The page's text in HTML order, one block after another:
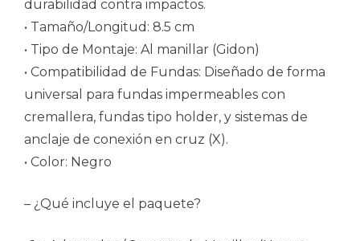
durabilidad contra impactos.
• Tamaño/Longitud: 8.5 cm
• Tipo de Montaje: Al manillar (Gidon)
• Compatibilidad de Fundas: Diseñado de forma
universal para fundas impermeables con
cremallera, fundas tipo holder, y sistemas de
anclaje de conexión en cruz (X).
• Color: Negro
– ¿Qué incluye el paquete?